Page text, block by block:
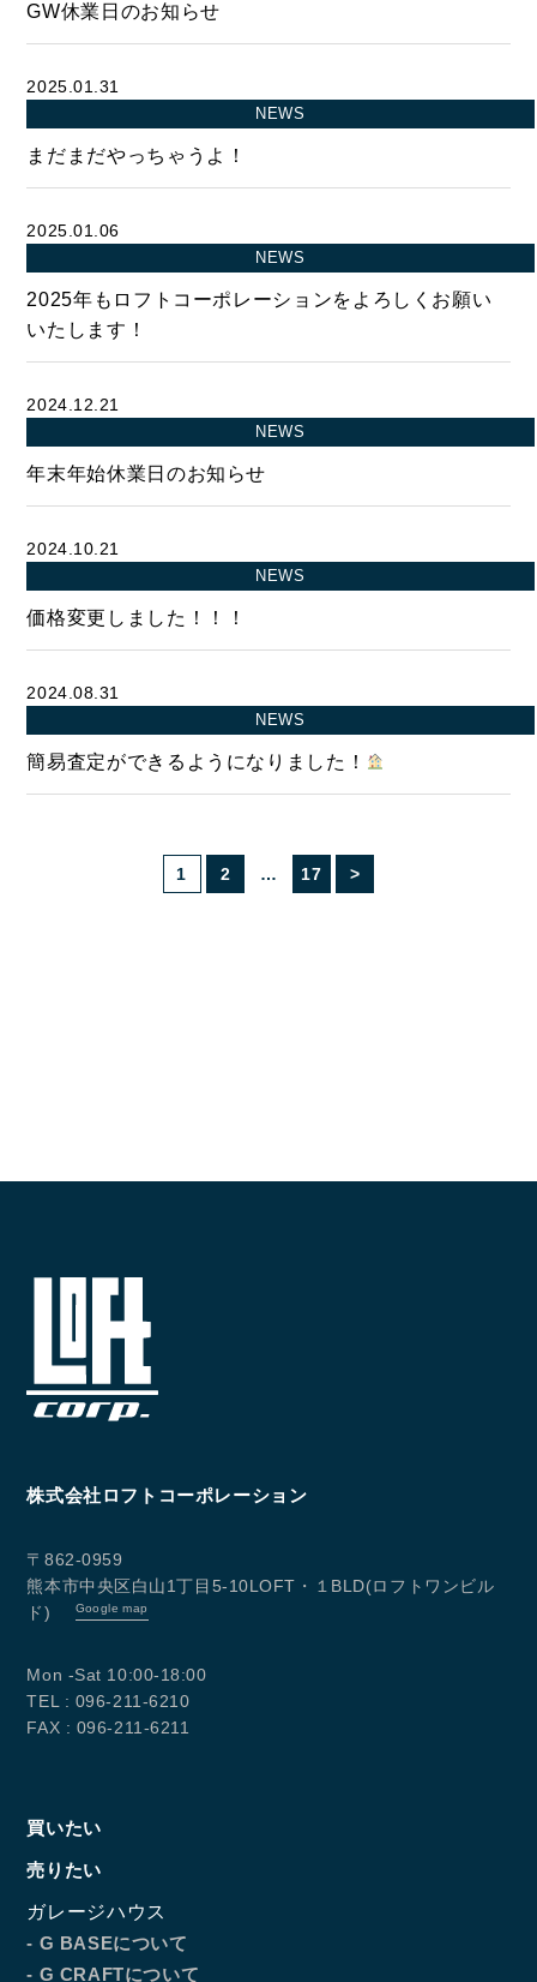
CONTACT
コンタクトフォームからお問い合わせ
LINEでお問い合わせ
096-211-6210 受付時間 / 10:00~18:00
GW休業日のお知らせ
2025.01.31
NEWS
まだまだやっちゃうよ！
2025.01.06
NEWS
2025年もロフトコーポレーションをよろしくお願い
いたします！
2024.12.21
NEWS
年末年始休業日のお知らせ
2024.10.21
NEWS
価格変更しました！！！
2024.08.31
NEWS
簡易査定ができるようになりました！
1 2 … 17 >
株式会社ロフトコーポレーション
〒862-0959
熊本市中央区白山1丁目5-10LOFT・１BLD(ロフトワンビル
ド)
Google map
Mon -Sat 10:00-18:00
TEL : 096-211-6210
FAX : 096-211-6211
買いたい
売りたい
ガレージハウス
- G BASEについて
- G CRAFTについて